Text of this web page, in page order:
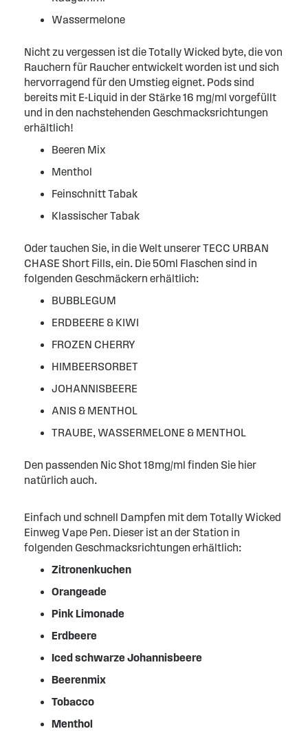
Wassermelone
Nicht zu vergessen ist die Totally Wicked byte, die von
Rauchern für Raucher entwickelt worden ist und sich
hervorragend für den Umstieg eignet. Pods sind
bereits mit E-Liquid in der Stärke 16 mg/ml vorgefüllt
und in den nachstehenden Geschmacksrichtungen
erhältlich!
Beeren Mix
Menthol
Feinschnitt Tabak
Klassischer Tabak
Oder tauchen Sie, in die Welt unserer TECC URBAN
CHASE Short Fills, ein. Die 50ml Flaschen sind in
folgenden Geschmäckern erhältlich:
BUBBLEGUM
ERDBEERE & KIWI
FROZEN CHERRY
HIMBEERSORBET
JOHANNISBEERE
ANIS & MENTHOL
TRAUBE, WASSERMELONE & MENTHOL
Den passenden Nic Shot 18mg/ml finden Sie hier
natürlich auch.
Einfach und schnell Dampfen mit dem Totally Wicked
Einweg Vape Pen. Dieser ist an der Station in
folgenden Geschmacksrichtungen erhältlich:
Zitronenkuchen
Orangeade
Pink Limonade
Erdbeere
Iced schwarze Johannisbeere
Beerenmix
Tobacco
Menthol